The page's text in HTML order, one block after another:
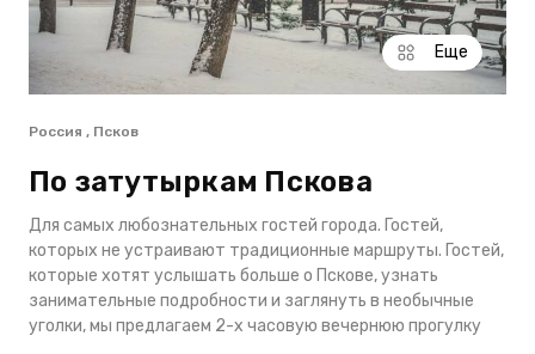
Еще
Россия , Псков
По затутыркам Пскова
Для самых любознательных гостей города. Гостей,
которых не устраивают традиционные маршруты. Гостей,
которые хотят услышать больше о Пскове, узнать
занимательные подробности и заглянуть в необычные
уголки, мы предлагаем 2-х часовую вечернюю прогулку